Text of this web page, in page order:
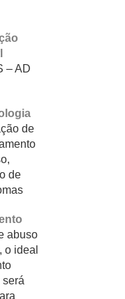
– AD
de
de
abuso
o ideal
será